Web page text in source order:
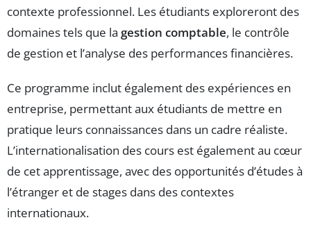
contexte professionnel. Les étudiants exploreront des
domaines tels que la gestion comptable, le contrôle
de gestion et l’analyse des performances financières.
Ce programme inclut également des expériences en
entreprise, permettant aux étudiants de mettre en
pratique leurs connaissances dans un cadre réaliste.
L’internationalisation des cours est également au cœur
de cet apprentissage, avec des opportunités d’études à
l’étranger et de stages dans des contextes
internationaux.